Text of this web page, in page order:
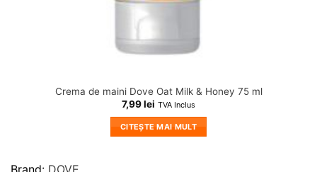
Crema de maini Dove Oat Milk & Honey 75 ml
7,99lei TVA Inclus
CITEȘTE MAI MULT